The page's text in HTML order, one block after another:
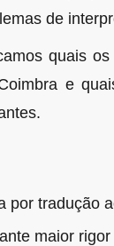
de
quais
e
por tradução
maior